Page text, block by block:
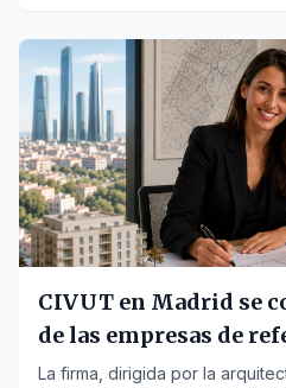
CIVUT en Madrid se
de las empresas de
tramitación de
La firma, dirigida por la